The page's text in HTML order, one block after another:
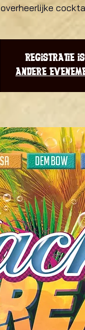
overheerlijke
Registratie
Andere